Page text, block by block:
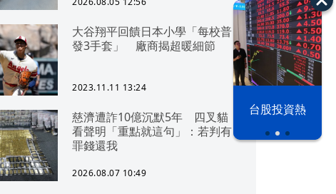
漢光42演習 台股投資熱
大谷翔平回饋日本小學「每校普
發3手套」 廠商揭超暖細節
2023.11.11 13:24
慈濟遭詐10億沉默5年 四叉貓
看聲明「重點就這句」：若判有
罪錢還我
2026.08.07 10:49